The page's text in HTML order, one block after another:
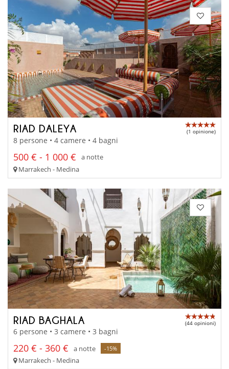
RIAD DALEYA (1 opinione)
8 persone • 4 camere • 4 bagni
500 € - 1 000 €
a notte
Marrakech - Medina
RIAD BAGHALA (44 opinioni)
6 persone • 3 camere • 3 bagni
220 € - 360 € a notte -15%
Marrakech - Medina